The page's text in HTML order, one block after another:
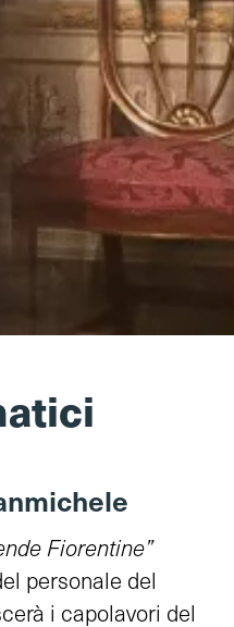
Fiorentine”
personale del
i capolavori del